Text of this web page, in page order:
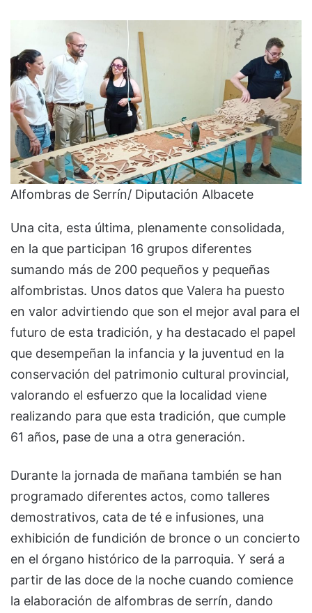
Alfombras de Serrín/ Diputación Albacete
Una cita, esta última, plenamente consolidada,
en la que participan 16 grupos diferentes
sumando más de 200 pequeños y pequeñas
alfombristas. Unos datos que Valera ha puesto
en valor advirtiendo que son el mejor aval para el
futuro de esta tradición, y ha destacado el papel
que desempeñan la infancia y la juventud en la
conservación del patrimonio cultural provincial,
valorando el esfuerzo que la localidad viene
realizando para que esta tradición, que cumple
61 años, pase de una a otra generación.
Durante la jornada de mañana también se han
programado diferentes actos, como talleres
demostrativos, cata de té e infusiones, una
exhibición de fundición de bronce o un concierto
en el órgano histórico de la parroquia. Y será a
partir de las doce de la noche cuando comience
la elaboración de alfombras de serrín, dando